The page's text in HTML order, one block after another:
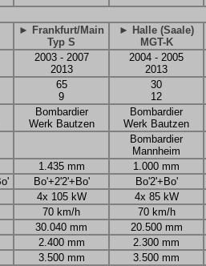
► Frankfurt/Main
Typ S
► Halle (Saale)
MGT-K
2003 - 2007
2013
2004 - 2005
2013
65
9
30
12
Bombardier
Werk Bautzen
Bombardier
Werk Bautzen
Bombardier
Mannheim
1.435 mm 1.000 mm
Bo'+2'2'+Bo' Bo'2'+Bo'
4x 105 kW 4x 85 kW
70 km/h 70 km/h
30.040 mm 20.500 mm
2.400 mm 2.300 mm
3.500 mm 3.500 mm